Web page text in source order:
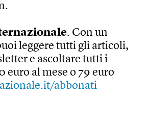
. Con un
leggere tutti gli articoli,
e ascoltare tutti i
euro al mese o 79 euro
abbonati